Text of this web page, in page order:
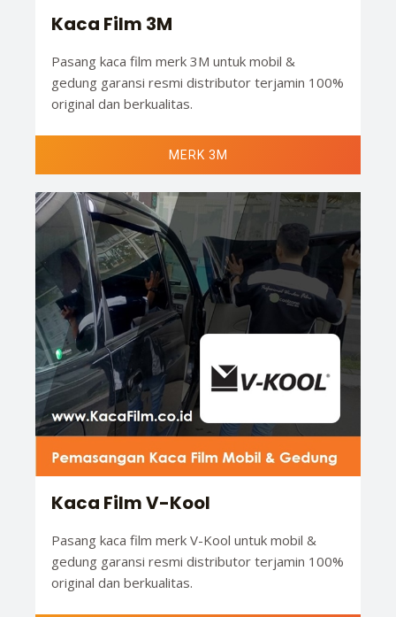
Kaca Film 3M
Pasang kaca film merk 3M untuk mobil &
gedung garansi resmi distributor terjamin 100%
original dan berkualitas.
MERK 3M
Kaca Film V-Kool
Pasang kaca film merk V-Kool untuk mobil &
gedung garansi resmi distributor terjamin 100%
original dan berkualitas.